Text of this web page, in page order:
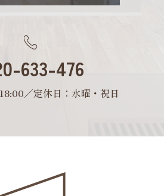
633-476
／定休日：水曜・祝日